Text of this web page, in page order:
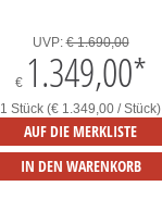
UVP:€ 1.690,00
€ 1.349,00*
1 Stück (€ 1.349,00 / Stück)
AUF DIE MERKLISTE
IN DEN WARENKORB